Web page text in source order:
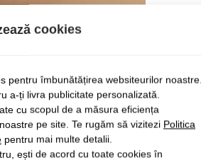
cookies
pentru îmbunătățirea websiteurilor
a-ți livra publicitate personalizată.
cu scopul de a măsura eficiența
pe site. Te rugăm să vizitezi Politica
pentru mai multe detalii.
ești de acord cu toate cookies în